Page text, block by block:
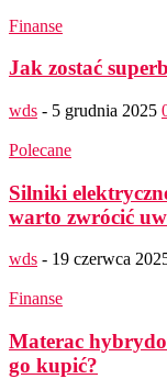
Finanse
Jak zostać
wds - 5 grudnia 2025
Polecane
Silniki
warto zwrócić
wds - 19 czerwca
Finanse
Materac
go kupić?